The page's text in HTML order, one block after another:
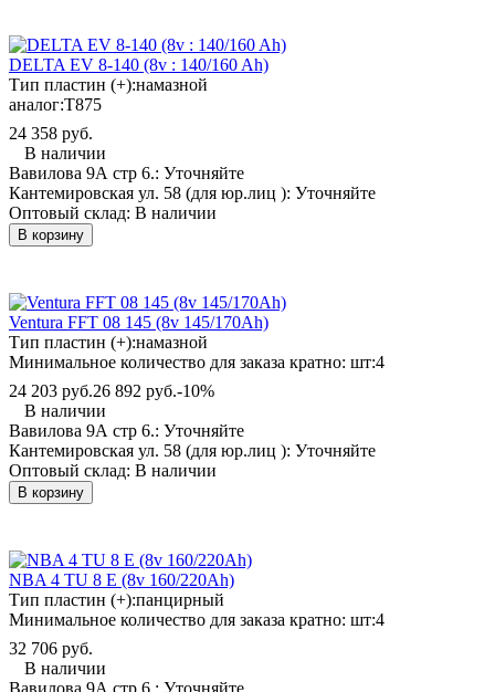
DELTA EV 8-140 (8v : 140/160 Ah)
Тип пластин (+):намазной
аналог:T875
24 358 руб.
В наличии
Вавилова 9А стр 6.: Уточняйте
Кантемировская ул. 58 (для юр.лиц ): Уточняйте
Оптовый склад: В наличии
В корзину
Ventura FFT 08 145 (8v 145/170Ah)
Тип пластин (+):намазной
Минимальное количество для заказа кратно: шт:4
24 203 руб.26 892 руб.-10%
В наличии
Вавилова 9А стр 6.: Уточняйте
Кантемировская ул. 58 (для юр.лиц ): Уточняйте
Оптовый склад: В наличии
В корзину
NBA 4 TU 8 E (8v 160/220Ah)
Тип пластин (+):панцирный
Минимальное количество для заказа кратно: шт:4
32 706 руб.
В наличии
Вавилова 9А стр 6.: Уточняйте